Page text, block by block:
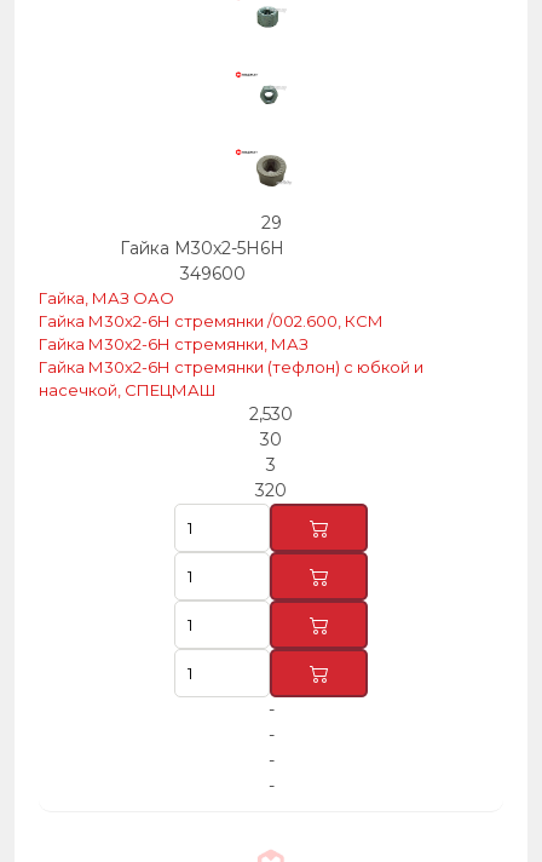
29
Гайка М30х2-5Н6Н
349600
Гайка, МАЗ ОАО
Гайка М30х2-6Н стремянки /002.600, КСМ
Гайка М30х2-6Н стремянки, МАЗ
Гайка М30х2-6Н стремянки (тефлон) с юбкой и
насечкой, СПЕЦМАШ
2,530
30
3
320
-
-
-
-